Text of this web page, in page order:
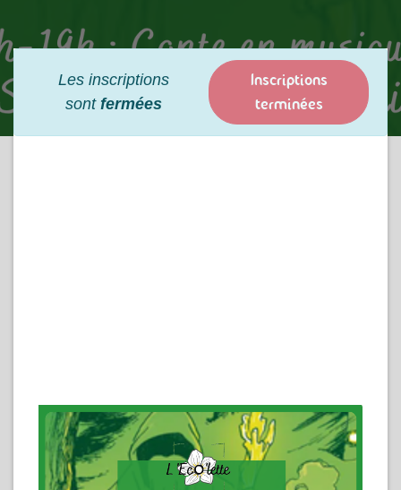
Les inscriptions
sont fermées
Inscriptions
terminées